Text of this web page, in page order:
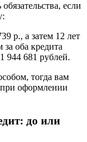
если
р., а затем 12 лет
оба кредита
944 681 рублей.
тогда вам
при оформлении
до или